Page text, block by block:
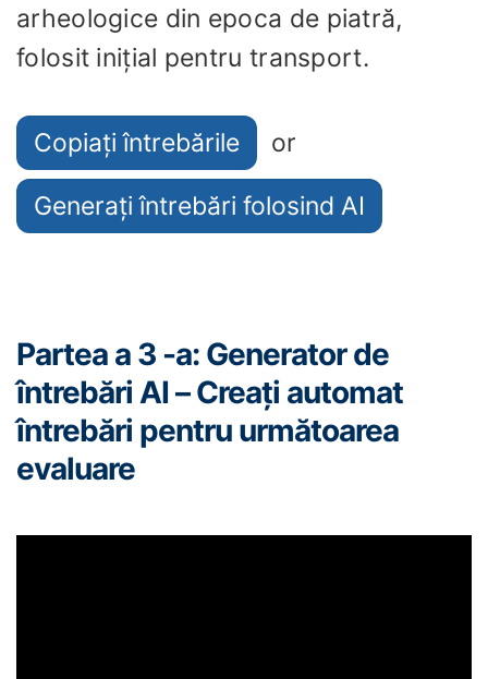
arheologice din epoca de piatră,
folosit inițial pentru transport.
Copiați întrebările or
Generați întrebări folosind AI
Partea a 3 -a: Generator de
întrebări AI – Creați automat
întrebări pentru următoarea
evaluare